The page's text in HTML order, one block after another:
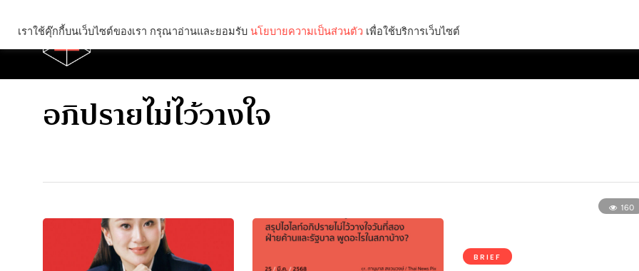
อภิปรายไม่ไว้วางใจ
160
BRIEF
เราใช้คุ๊กกี้บนเว็บไซต์ของเรา กรุณาอ่านและยอมรับ นโยบายความเป็นส่วนตัว เพื่อใช้บริการเว็บไซต์